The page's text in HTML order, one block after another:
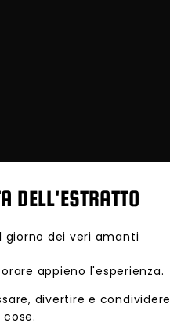
DELL'ESTRATTO
giorno dei veri amanti
appieno l'esperienza.
divertire e condividere